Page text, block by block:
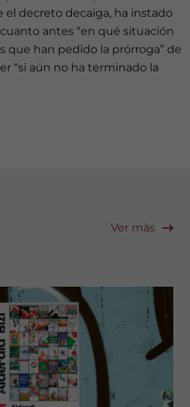
decreto decaiga, ha instado
antes “en qué situación
que han pedido la prórroga” de
“si aún no ha terminado la
Ver más